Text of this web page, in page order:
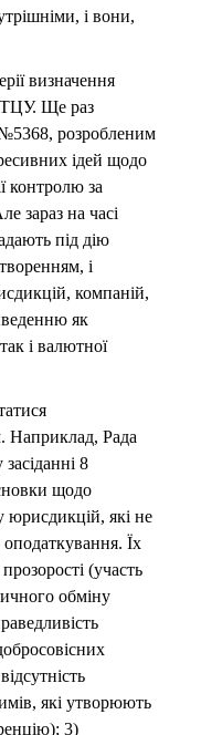
і вони,
визначення
ТЦУ. Ще раз
розробленим
ідей щодо
контролю за
зараз на часі
під дію
і
компаній,
як
і валютної
Наприклад, Рада
8
щодо
юрисдикцій, які не
оподаткування. Їх
(участь
обміну
які утворюють
3)